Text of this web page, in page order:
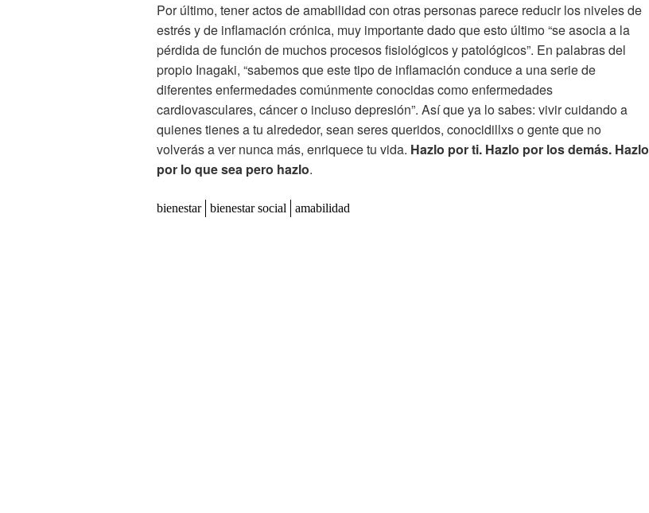
Por último, tener actos de amabilidad con otras personas parece reducir los niveles de
estrés y de inflamación crónica, muy importante dado que esto último “se asocia a la
pérdida de función de muchos procesos fisiológicos y patológicos”. En palabras del
propio Inagaki, “sabemos que este tipo de inflamación conduce a una serie de
diferentes enfermedades comúnmente conocidas como enfermedades
cardiovasculares, cáncer o incluso depresión”. Así que ya lo sabes: vivir cuidando a
quienes tienes a tu alrededor, sean seres queridos, conocidillxs o gente que no
volverás a ver nunca más, enriquece tu vida. Hazlo por ti. Hazlo por los demás. Hazlo
por lo que sea pero hazlo.
bienestar bienestar social amabilidad